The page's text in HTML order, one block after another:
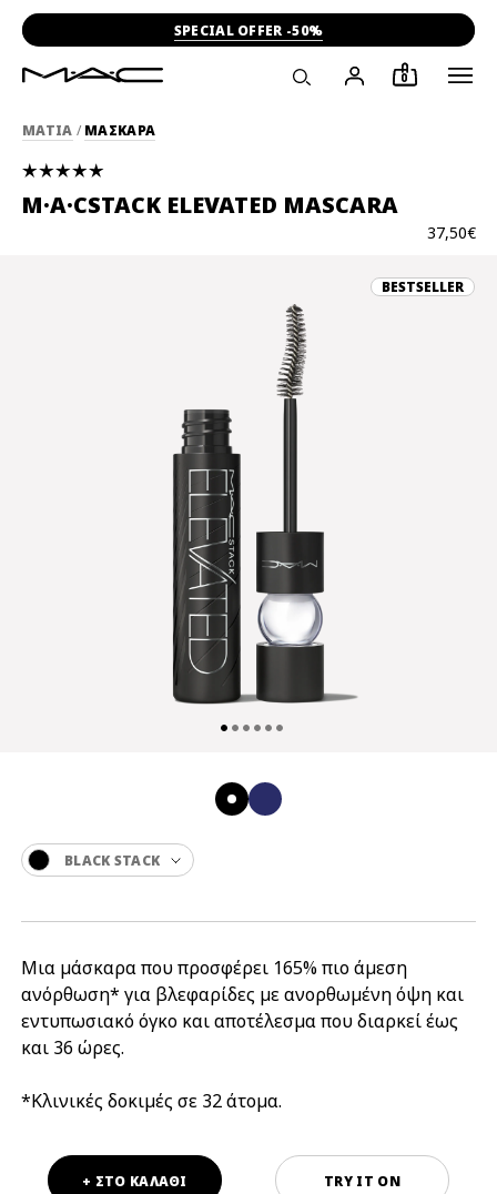
SPECIAL OFFER -50%
0
ΜΑΤΙΑ / ΜΑΣΚΑΡΑ
M·A·CSTACK ELEVATED MASCARA
37,50€
BESTSELLER
Μια μάσκαρα που προσφέρει 165% πιο άμεση
ανόρθωση* για βλεφαρίδες με ανορθωμένη όψη και
εντυπωσιακό όγκο και αποτέλεσμα που διαρκεί έως
και 36 ώρες.
*Κλινικές δοκιμές σε 32 άτομα.
BLACK STACK
TRY IT ON
+ ΣΤΟ ΚΑΛΑΘΙ